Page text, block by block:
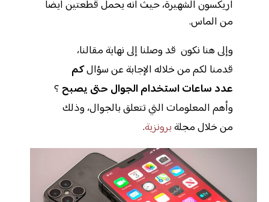
أريكسون الشهيرة، حيث انه يحمل قطعتين أيضاً
من الماس.
وإلى هنا نكون قد وصلنا إلى نهاية مقالنا،
قدمنا لكم من خلاله الإجابة عن سؤالكم
عدد ساعات استخدام الجوال حتى يصبح ؟
وأهم المعلومات التي تتعلق بالجوال، وذلك
من خلال مجلةبرونزية.